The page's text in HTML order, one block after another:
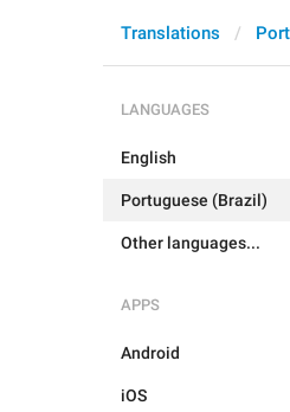
Translations
LANGUAGES
English
Portuguese (Brazil)
Other languages...
APPS
Android
iOS